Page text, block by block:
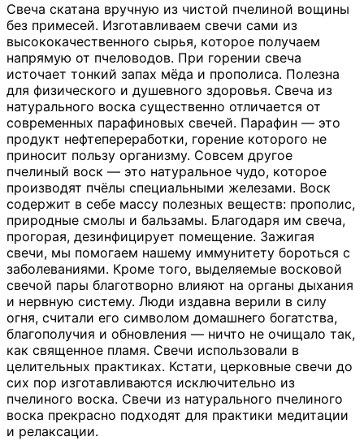
Свеча скатана вручную из чистой пчелиной вощины
без примесей. Изготавливаем свечи сами из
высококачественного сырья, которое получаем
напрямую от пчеловодов. При горении свеча
источает тонкий запах мёда и прополиса. Полезна
для физического и душевного здоровья. Свеча из
натурального воска существенно отличается от
современных парафиновых свечей. Парафин — это
продукт нефтепереработки, горение которого не
приносит пользу организму. Совсем другое
пчелиный воск — это натуральное чудо, которое
производят пчёлы специальными железами. Воск
содержит в себе массу полезных веществ: прополис,
природные смолы и бальзамы. Благодаря им свеча,
прогорая, дезинфицирует помещение. Зажигая
свечи, мы помогаем нашему иммунитету бороться с
заболеваниями. Кроме того, выделяемые восковой
свечой пары благотворно влияют на органы дыхания
и нервную систему. Люди издавна верили в силу
огня, считали его символом домашнего богатства,
благополучия и обновления — ничто не очищало так,
как священное пламя. Свечи использовали в
целительных практиках. Кстати, церковные свечи до
сих пор изготавливаются исключительно из
пчелиного воска. Свечи из натурального пчелиного
воска прекрасно подходят для практики медитации
и релаксации.